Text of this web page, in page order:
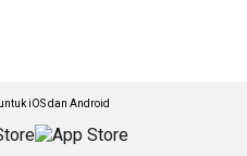
iOS dan Android